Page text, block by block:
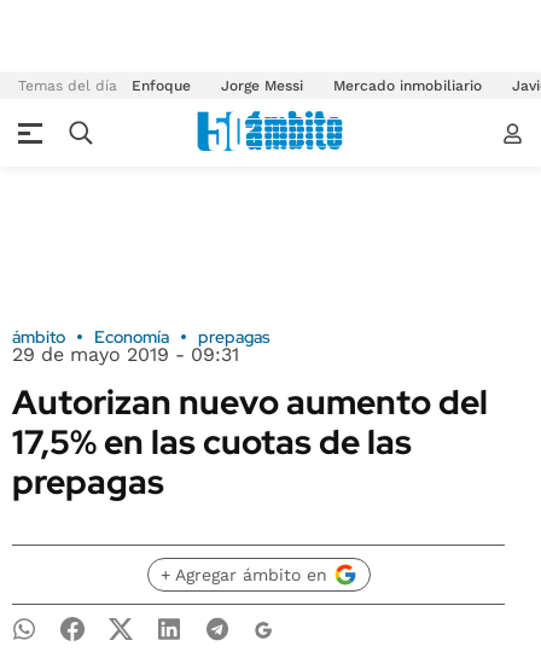
Temas del día Enfoque Jorge Messi Mercado inmobiliario
ámbito Economía prepagas
29 de mayo 2019 - 09:31
Autorizan nuevo aumento del
17,5% en las cuotas de las
prepagas
+ Agregar ámbito en